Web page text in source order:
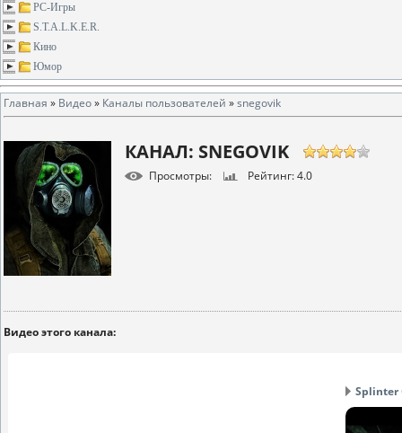
PC-Игры
S.T.A.L.K.E.R.
Кино
Юмор
Главная » Видео» Каналы пользователей »snegovik
КАНАЛ: SNEGOVIK
Просмотры: Рейтинг: 4.0
Видео этого канала:
Splinter